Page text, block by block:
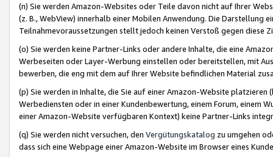
(n) Sie werden Amazon-Websites oder Teile davon nicht auf Ihrer
(z. B., WebView) innerhalb einer Mobilen Anwendung. Die Darstellung
Teilnahmevoraussetzungen stellt jedoch keinen Verstoß gegen diese
(o) Sie werden keine Partner-Links oder andere Inhalte, die eine
Werbeseiten oder Layer-Werbung einstellen oder bereitstellen, mit
bewerben, die eng mit dem auf Ihrer Website befindlichen Material
(p) Sie werden in Inhalte, die Sie auf einer Amazon-Website
Werbediensten oder in einer Kundenbewertung, einem Forum, einem
einer Amazon-Website verfügbaren Kontext) keine Partner-Links
(q) Sie werden nicht versuchen, den Vergütungskatalog zu umgehen
dass sich eine Webpage einer Amazon-Website im Browser eines